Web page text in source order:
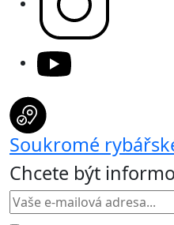
Soukromé
Chcete být